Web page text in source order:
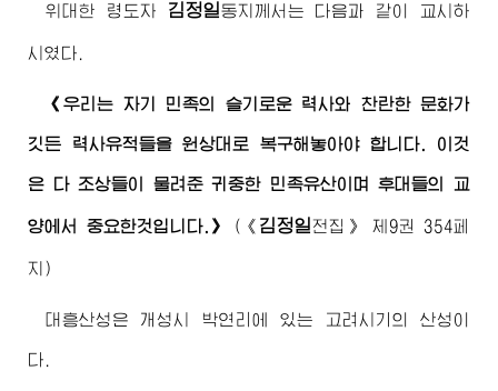
위대한
령도자 김정일동지 께서는 다음과 같이 교시하
시였다.
《우리는 자기 민족의 슬기로운 력사와 찬란한 문화가
깃든 력사유적들을 원상대로 복구해놓아야 합니다. 이것
은 다 조상들이 물려준 귀중한 민족유산이며 후대들의 교
양에서 중요한것입니다.》 ( 《 김정일 전집》 제9권 354페
지)
대흥산성은 개성시 박연리에 있는 고려시기의 산성이
다.